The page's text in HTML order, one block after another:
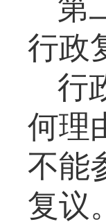
第
行政
行
何理
不能
复议。